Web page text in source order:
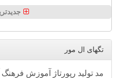
تگهای ال مور
مد تولید رپورتاژ آموزش فرهنگ